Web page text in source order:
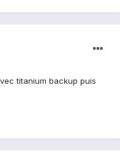
titanium backup puis